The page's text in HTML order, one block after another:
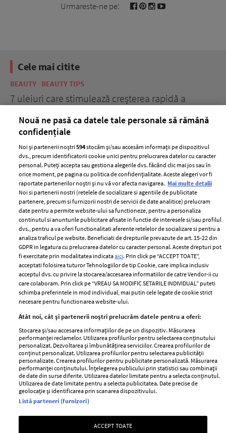
Urmareste-ne pe:
Cele mai citite
BEAUTY BEAUTY TIPS
7 uleiuri care stimulează creșterea rapidă a
ELLE Style Awards
2024
Despre ELLE
Romania
Contact
Abonamente
Termeni si conditii
Politica de
confidențialitate
Politica de cookies
Publicitate
GSP
Unica
Baby
Retete
femei
Viva
Avantaje
Retete practice
Pariază responsabil! Decizia ONJN nr. 821/25.09.2025.
Jocurile de noroc sunt interzise minorilor.
Nouă ne pasă ca datele tale personale să rămână
confidențiale
Noi și partenerii noștri594stocăm și/sau accesăm informații pe dispozitivul
dvs., precum identificatorii cookie unici pentru prelucrarea datelor cu caracter
personal. Puteți accepta sau gestiona alegerile dvs. făcând clic mai jos sau în
orice moment, pe pagina cu politica de confidențialitate. Aceste alegeri vor fi
raportate partenerilor noștri și nu vă vor afecta navigarea. Mai multe detalii
Noi si partenerii nostri (retelele de socializare si agentiile de publicitate
partenere, precum si furnizorii nostri de servicii de date analitice) prelucram
date pentru a permite website-ului sa functioneze, pentru a personaliza
continutul si anunturile publicitare afisate in functie de interesele si/sau profilul
dvs., pentru a va oferi functionalitati aferente retelelor de socializare si pentru a
analiza traficul pe website. Beneficiati de drepturile prevazute de art. 15-22 din
GDPR in legatura cu prelucrarea datelor cu caracter personal. Aceste drepturi pot
fi exercitate prin modalitatea indicataaici. Prin click pe “ACCEPT TOATE”,
acceptati folosirea tuturor Tehnologiilor de tip Cookie, care implica inclusiv
acceptul dvs. cu privire la stocarea/accesarea informatiilor de catre Vendor-ii cu
care colaboram. Prin click pe “VREAU SA MODIFIC SETARILE INDIVIDUAL” puteti
schimba preferintele in mod individual, mai putin cele legate de cookie strict
necesare pentru functionarea website-ului.
Atât noi, cât și partenerii noștri prelucrăm datele pentru a oferi:
Stocarea și/sau accesarea informațiilor de pe un dispozitiv. Măsurarea
performanței reclamelor. Utilizarea profilurilor pentru selectarea conținutului
personalizat. Dezvoltarea și îmbunătățirea serviciilor. Crearea profilurilor de
conținut personalizat. Utilizarea profilurilor pentru selectarea publicității
personalizate. Crearea profilurilor pentru publicitate personalizată. Măsurarea
performanței conținutului. Înțelegerea publicului prin statistici sau combinații
de date din surse diferite. Utilizarea datelor limitate pentru a selecta conținutul.
Utilizarea de date limitate pentru a selecta publicitatea. Date precise de
geolocație și identificarea prin scanarea dispozitivului.
Listă parteneri (furnizori)
ACCEPT TOATE